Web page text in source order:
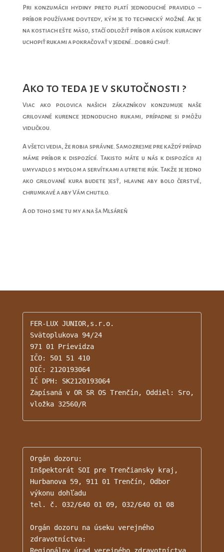
Pri konzumácii hydiny preto platí jednoduché pravidlo –
príbor používame dovtedy, kým je to technický možné. Ak je
na kostiach ešte mäso, stačí odložiť príbor a kúsok kuraciny
uchopiť rukami a pokračovať v jedení…dobrú chuť.
Ako to teda je v skutočnosti ?
Viac ako polovica našich zákazníkov konzumuje naše
grilované kurence jednoducho rukami, prípadne si pmôžu
vidličkou.
A všetci vedia, že robia správne. Samozrejme pre každý prípad
máme príbor k dispozícií. Takisto máte u nás k dispozícii aj
umyvadlo s mydlom a servítkami a utretie rúk. Takže je jedno
ako grilované kura budete jesť, hlavne aby bolo čerstvé,
chrumkavé a aby Vám chutilo.
A od toho sme tu my a na ša Mlsáreň
FER-LUX JUNIOR,s.r.o.
Svätoplukova 94/24
971 01 Prievidza
IČO: 501 51 410
DIČ: 2120193064
IČ DPH: SK2120193064
Zapísaná v OR SR OS Trenčín, Oddiel: Sro,
vložka 32560/R
Orgán dozoru:
Inšpektorát SOI pre Trenčiansky kraj,
Hurbanova 59, 911 01 Trenčín, Odbor
výkonu dohľadu
tel. č. 032/640 01 09, 032/640 01 08
Orgán dozoru na úseku verejného
zdravotníctva:
Regionálny úrad verejného zdravotníctva